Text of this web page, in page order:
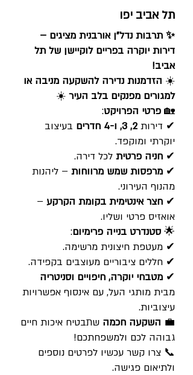
תל אביב יפו
✨ תרבות נדל"ן אורבנית מציגים –
דירות יוקרה בפריים לוקיישן של תל
אביב!
☀️ הזדמנות נדירה להשקעה מניבה או
למגורים מפנקים בלב העיר ☀️
🏡 פרטי הפרויקט:
✔ דירות 2, 3, ו-4 חדרים
בעיצוב
יוקרתי ומוקפד.
✔ חניה פרטית לכל דירה.
✔ מרפסות שמש מרווחות – ליהנות
מהנוף העירוני.
✔ חצר אינטימית בקומת הקרקע –
אואזיס פרטי ושליו.
🌟 סטנדרט בנייה פרימיום:
✔ מעטפת חיצונית מרשימה.
✔ חללים ציבוריים מעוצבים בקפידה.
✔ מטבחי יוקרה, חיפויים וסניטריה
מבית מותגי העל, עם אינסוף אפשרויות
עיצוביות.
💼 השקעה חכמה שתבטיח איכות חיים
גבוהה לכם ולמשפחתכם!
📞 צרו קשר עכשיו לפרטים נוספים
ולתיאום פגישה.